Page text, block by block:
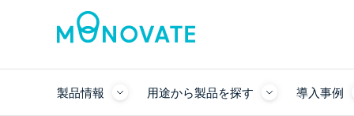
製品情報 用途から製品を探す 導入事例